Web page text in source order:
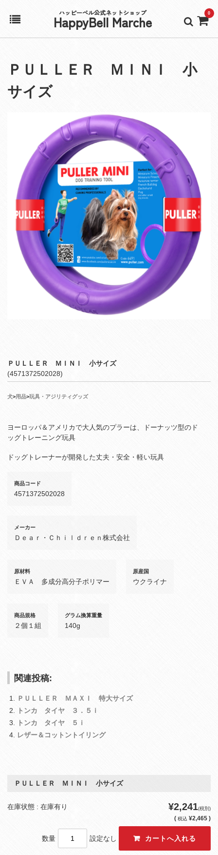
ハッピーベル公式ネットショップ
HappyBell Marche 0
アカウント
カート
ＰＵＬＬＥＲ ＭＩＮＩ 小
サイズ
ＰＵＬＬＥＲ ＭＩＮＩ 小サイズ
(4571372502028)
犬>用品>玩具・アジリティグッズ
ヨーロッパ＆アメリカで大人気のプラーは、ドーナッツ型のド
ッグトレーニング玩具
ドッグトレーナーが開発した丈夫・安全・軽い玩具
商品コード
4571372502028
メーカー
Ｄｅａｒ・Ｃｈｉｌｄｒｅｎ株式会社
原材料
ＥＶＡ 多成分高分子ポリマー
原産国
ウクライナ
商品規格
２個１組
グラム換算重量
140g
関連投稿:
ＰＵＬＬＥＲ ＭＡＸＩ 特大サイズ
トンカ タイヤ ３．５ｉ
トンカ タイヤ ５ｉ
レザー＆コットントイリング
ＰＵＬＬＥＲ ＭＩＮＩ 小サイズ
在庫状態 : 在庫有り ¥2,241(税別)
( 税込 ¥2,465 )
数量 設定なし